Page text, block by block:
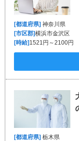
[都道府県] 神奈川県
[市区郡]横浜市金沢区
[時給] 1521円～2100円
[都道府県] 栃木県